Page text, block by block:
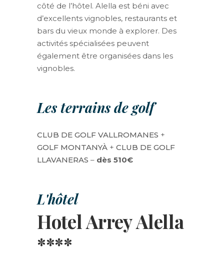
côté de l’hôtel. Alella est béni avec
d’excellents vignobles, restaurants et
bars du vieux monde à explorer. Des
activités spécialisées peuvent
également être organisées dans les
vignobles.
Les terrains de golf
CLUB DE GOLF VALLROMANES +
GOLF MONTANYÀ + CLUB DE GOLF
LLAVANERAS – dès 510€
L'hôtel
Hotel Arrey Alella
****